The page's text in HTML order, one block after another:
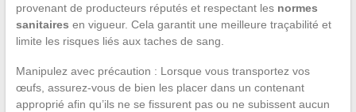
provenant de producteurs réputés et respectant les normes
sanitaires en vigueur. Cela garantit une meilleure traçabilité et
limite les risques liés aux taches de sang.
Manipulez avec précaution : Lorsque vous transportez vos
œufs, assurez-vous de bien les placer dans un contenant
approprié afin qu’ils ne se fissurent pas ou ne subissent aucun